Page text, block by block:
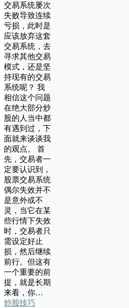
交易系统屡次
失败导致连续
亏损，此时是
应该放弃这套
交易系统，去
寻求其他交易
模式，还是坚
持现有的交易
系统呢？ 我
相信这个问题
在绝大部分炒
股的人当中都
有遇到过，下
面就来谈谈我
的观点。 首
先，交易者一
定要认识到，
股票交易系统
偶尔失效并不
是意外或不
灵，当它在某
些行情下失效
时，交易者只
需设定好止
损，然后继续
前行。但这有
一个重要的前
提，就是长期
来看，你…
炒股技巧